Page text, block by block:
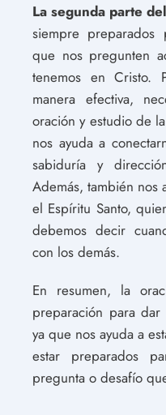
La segunda parte
siempre
que nos pregunten
tenemos en Cristo.
manera efectiva,
oración y estudio de
nos ayuda a
sabiduría y
Además, también nos
el Espíritu Santo,
debemos decir
con los demás.
En resumen, la
preparación para
ya que nos ayuda a
estar preparados
pregunta o desafío